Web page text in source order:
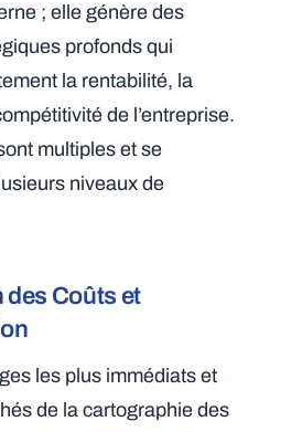
; elle génère des
profonds qui
la rentabilité, la
de l’entreprise.
multiples et se
niveaux de
Coûts et
les plus immédiats et
de la cartographie des